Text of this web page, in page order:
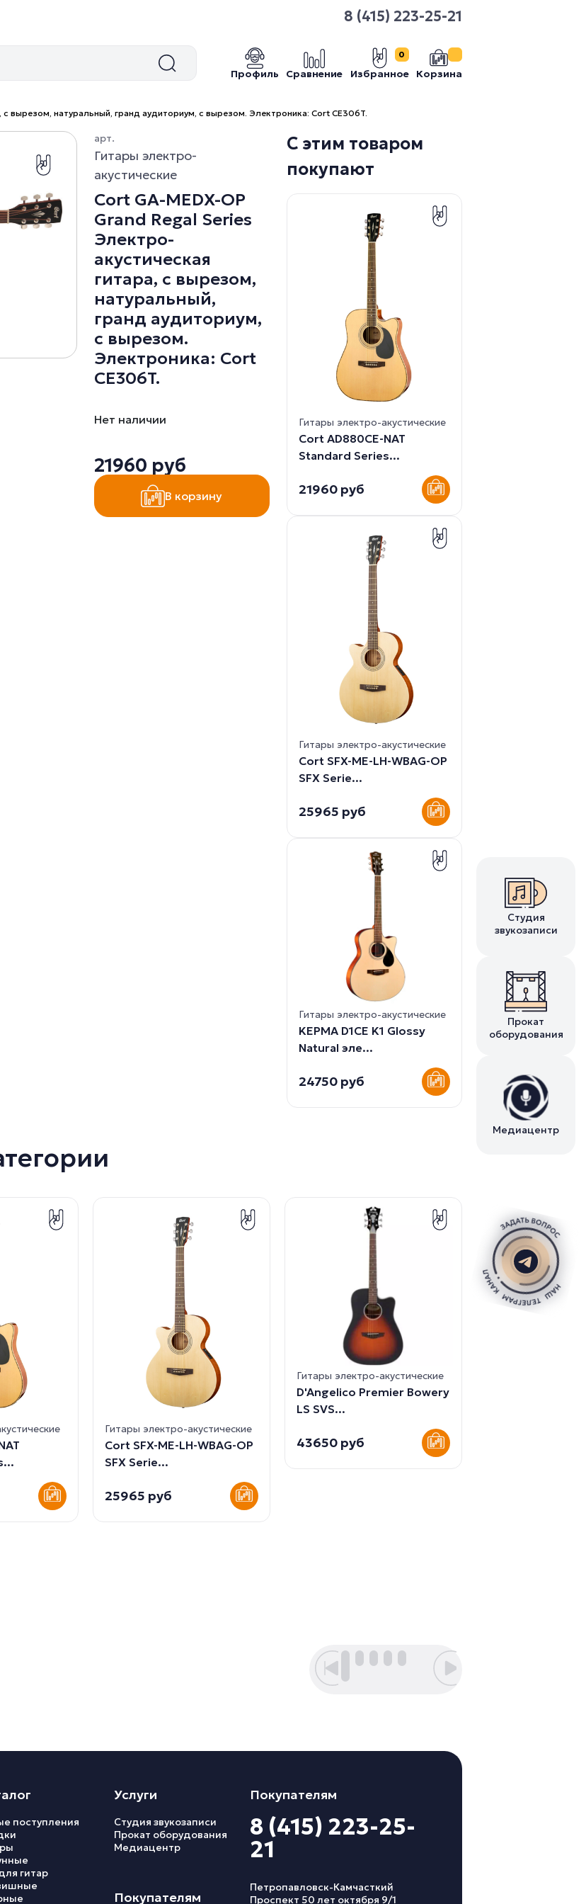
Студия
звукозаписи
Прокат
оборудования
Медиацентр
8 (415) 223-25-21
Профиль Сравнение Избранное
0
Корзина
с вырезом, натуральный, гранд аудиториум, с вырезом. Электроника: Cort CE306T.
арт.
Гитары электро-
акустические
Cort GA-MEDX-OP
Grand Regal Series
Электро-
акустическая
гитара, с вырезом,
натуральный,
гранд аудиториум,
с вырезом.
Электроника: Cort
CE306T.
Нет наличии
21960 руб
В корзину
С этим товаром
покупают
Гитары электро-акустические
Cort AD880CE-NAT
Standard Series...
21960 руб
Гитары электро-акустические
Cort SFX-ME-LH-WBAG-OP
SFX Serie...
25965 руб
Гитары электро-акустические
KEPMA D1CE K1 Glossy
Natural эле...
24750 руб
Гитары электро-акустические
Cort SFX-ME-LH-WBAG-OP
SFX Serie...
25965 руб
Гитары электро-акустические
D'Angelico Premier Bowery
LS SVS...
43650 руб
поступления
гитар
Услуги
Студия звукозаписи
Прокат оборудования
Медиацентр
Покупателям
Покупателям
8 (415) 223-25-
21
Петропавловск-Камчасткий
Проспект 50 лет октября 9/1